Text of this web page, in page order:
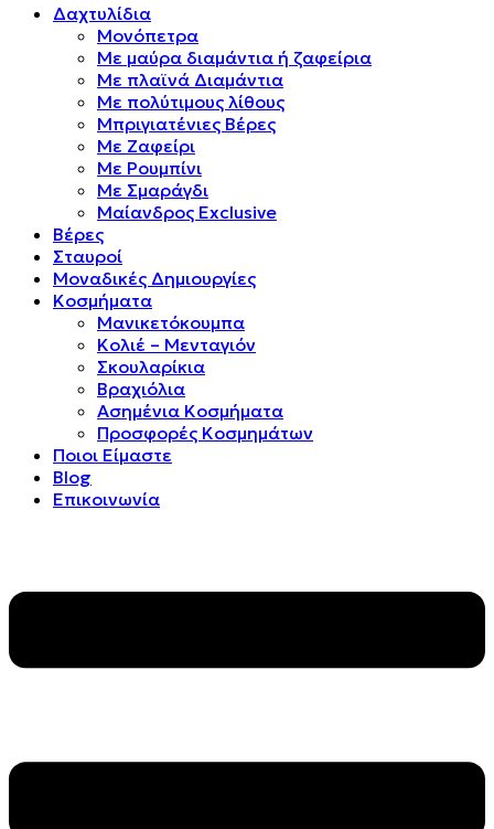
Δαχτυλίδια
Μονόπετρα
Mε μαύρα διαμάντια ή ζαφείρια
Mε πλαϊνά Διαμάντια
Mε πολύτιμους λίθους
Μπριγιατένιες Βέρες
Με Ζαφείρι
Με Ρουμπίνι
Με Σμαράγδι
Μαίανδρος Exclusive
Βέρες
Σταυροί
Μοναδικές Δημιουργίες
Κοσμήματα
Μανικετόκουμπα
Κολιέ – Μενταγιόν
Σκουλαρίκια
Βραχιόλια
Ασημένια Κοσμήματα
Προσφορές Κοσμημάτων
Ποιοι Είμαστε
Blog
Επικοινωνία